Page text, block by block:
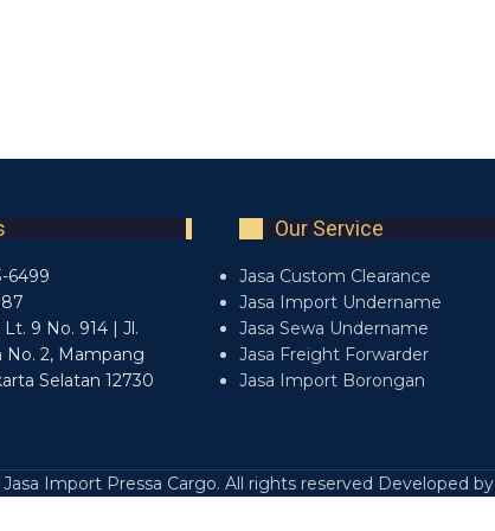
6499
9 No. 914 | Jl.
No. 2, Mampang
Selatan 12730
Our Service
Jasa Custom Clearance
Jasa Import Undername
Jasa Sewa Undername
Jasa Freight Forwarder
Jasa Import Borongan
Import Pressa Cargo. All rights reserved Developed by